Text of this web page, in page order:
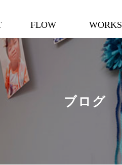
FLOW WORKS
ブログ